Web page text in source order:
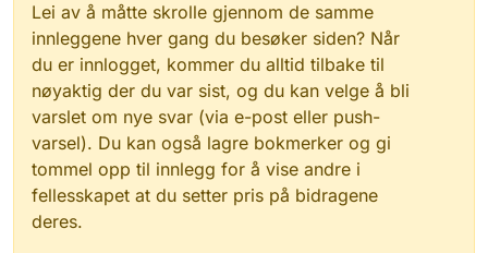
Lei av å måtte skrolle gjennom de samme
innleggene hver gang du besøker siden? Når
du er innlogget, kommer du alltid tilbake til
nøyaktig der du var sist, og du kan velge å bli
varslet om nye svar (via e-post eller push-
varsel). Du kan også lagre bokmerker og gi
tommel opp til innlegg for å vise andre i
fellesskapet at du setter pris på bidragene
deres.